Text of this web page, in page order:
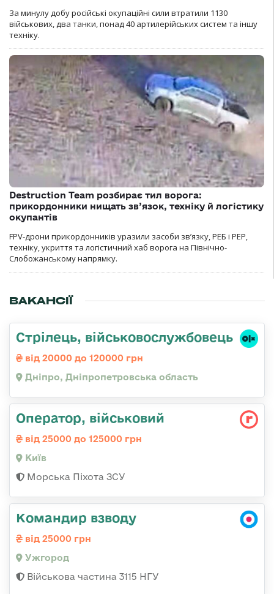
За минулу добу російські окупаційні сили втратили 1130
військових, два танки, понад 40 артилерійських систем та іншу
техніку.
Destruction Team розбирає тил ворога:
прикордонники нищать зв’язок, техніку й логістику
окупантів
FPV-дрони прикордонників уразили засоби зв’язку, РЕБ і РЕР,
техніку, укриття та логістичний хаб ворога на Північно-
Слобожанському напрямку.
ВАКАНСІЇ
Стрілець, військовослужбовець
від 20000 до 120000 грн
Дніпро, Дніпропетровська область
Опеpатоp, військовий
від 25000 до 125000 грн
Київ
Морська Піхота ЗСУ
Командир взводу
від 25000 грн
Ужгород
Військова частина 3115 НГУ